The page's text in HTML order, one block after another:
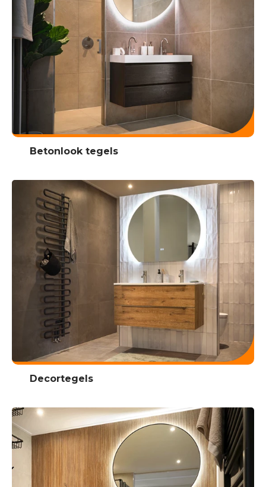
Betonlook tegels
Decortegels